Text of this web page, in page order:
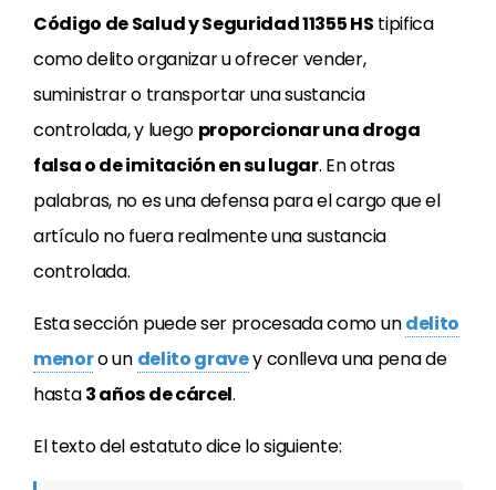
Código de Salud y Seguridad 11355 HS tipifica
como delito organizar u ofrecer vender,
suministrar o transportar una sustancia
controlada, y luego proporcionar una droga
falsa o de imitación en su lugar. En otras
palabras, no es una defensa para el cargo que el
artículo no fuera realmente una sustancia
controlada.
Esta sección puede ser procesada como undelito
menoro un delito gravey conlleva una pena de
hasta3 años de cárcel.
El texto del estatuto dice lo siguiente: